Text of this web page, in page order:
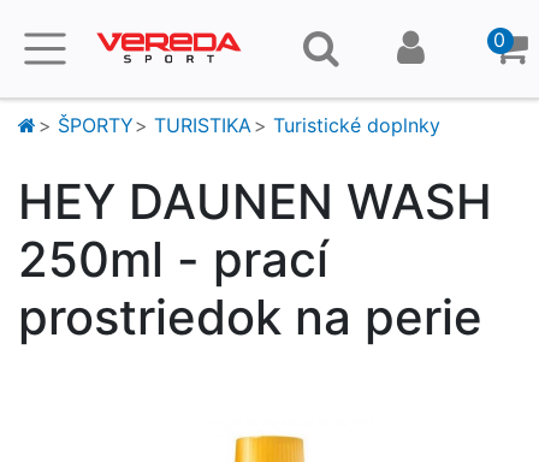
0
ŠPORTY TURISTIKA Turistické doplnky
HEY DAUNEN WASH
250ml - prací
prostriedok na perie